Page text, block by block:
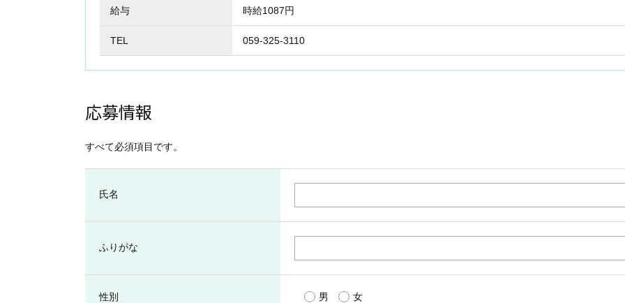
給与 時給1087円
TEL 059-325-3110
応募情報
すべて必須項目です。
氏名
ふりがな
性別 男 女